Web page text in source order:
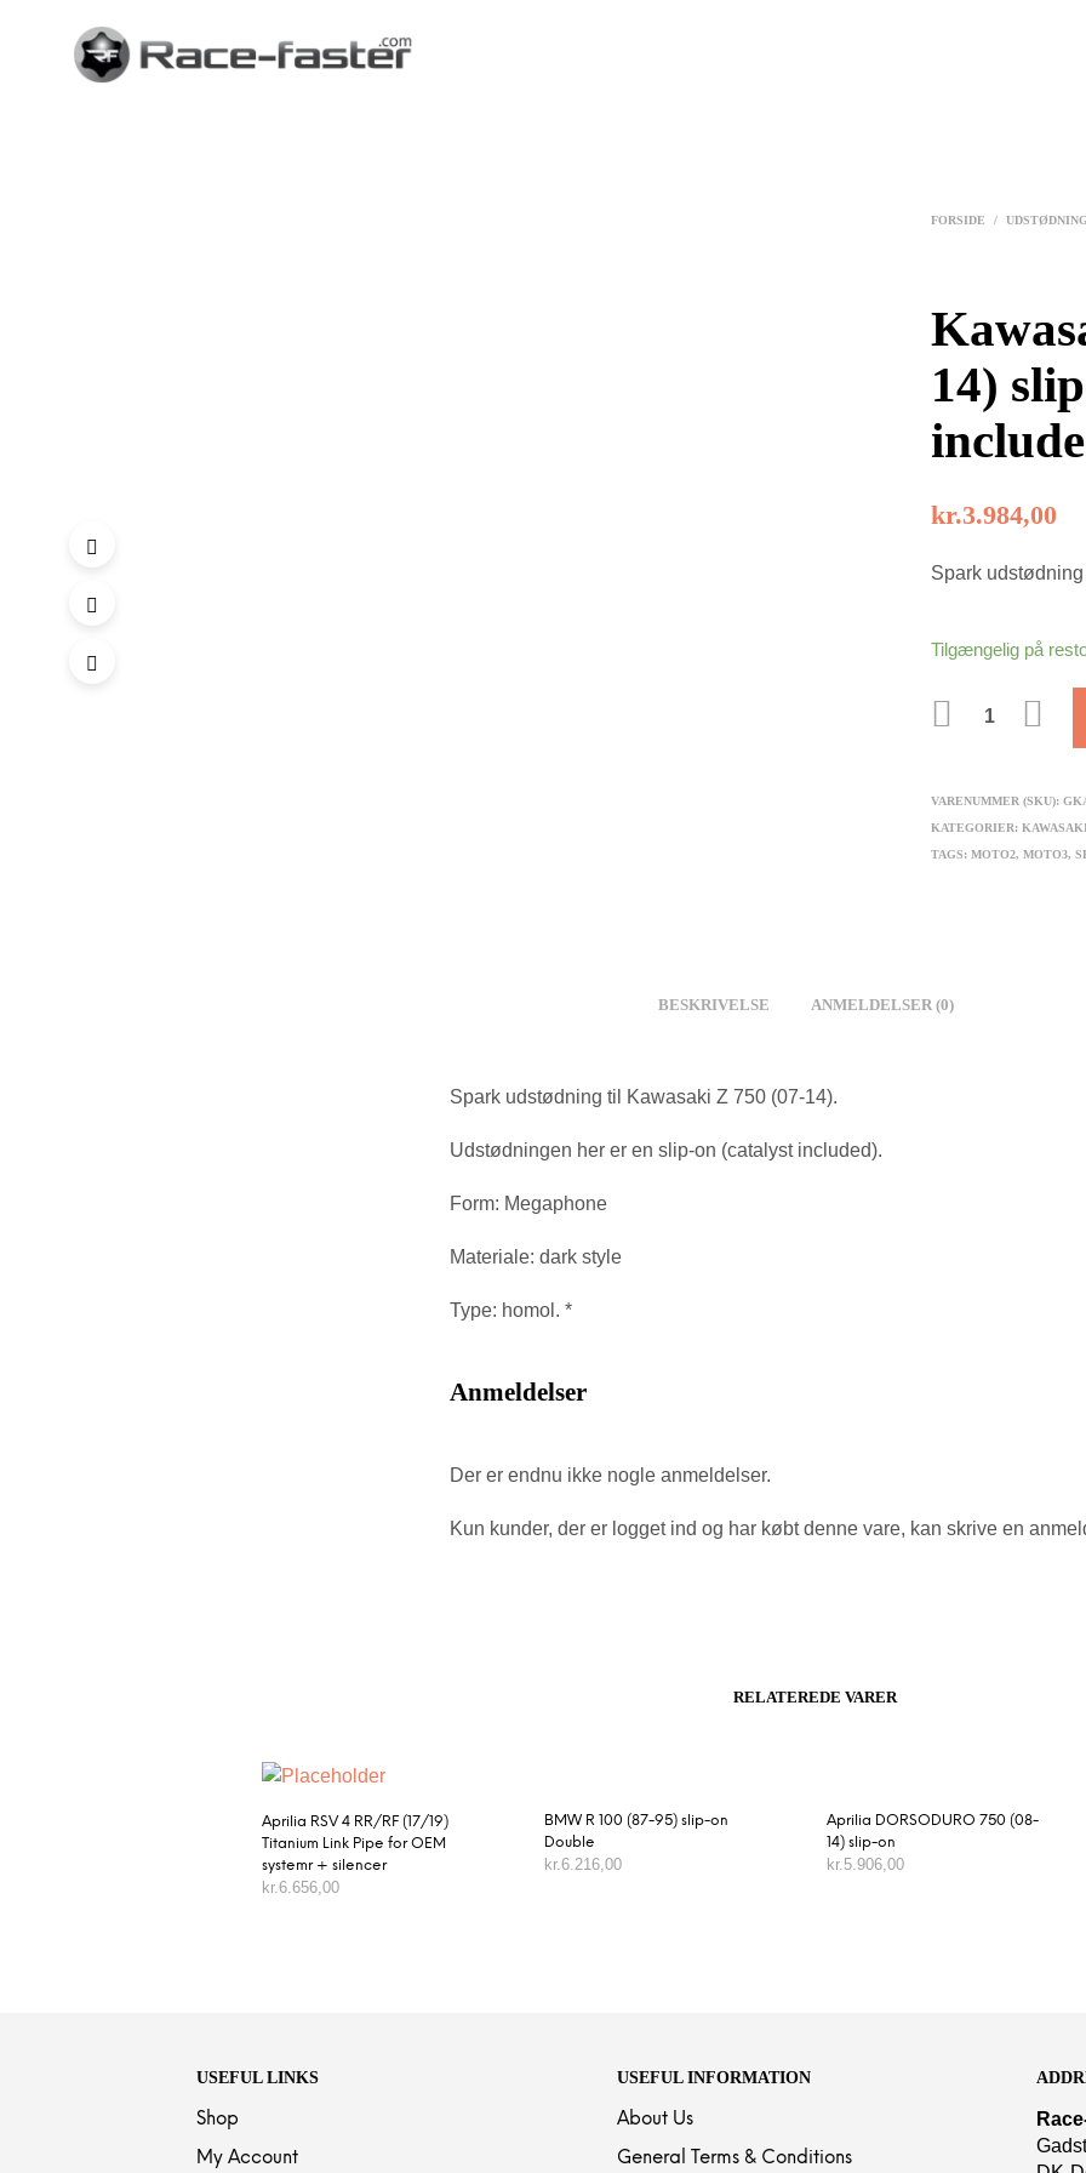
FORSIDE /
14)
kr.3.984,00
Spark
Tilgængelig på
ANTAL
VARENUMMER (SKU):
KATEGORIER:
TAGS:MOTO2,MOTO3,
BESKRIVELSE ANMELDELSER (0)
Spark udstødning til Kawasaki Z 750 (07-14).
Udstødningen her er en slip-on (catalyst included).
Form: Megaphone
Materiale: dark style
Type: homol. *
Anmeldelser
Der er endnu ikke nogle anmeldelser.
Kun kunder, der er logget ind og har købt denne vare, kan skrive en
RELATEREDE VARER
Aprilia RSV 4 RR/RF (17/19)
Titanium Link Pipe for OEM
systemr + silencer
kr. 6.656,00
BMW R 100 (87-95) slip-on
Double
kr.6.216,00
Aprilia DORSODURO 750 (08-
14) slip-on
kr.5.906,00
USEFUL LINKS
Shop
My Account
USEFUL INFORMATION
About Us
General Terms & Conditions